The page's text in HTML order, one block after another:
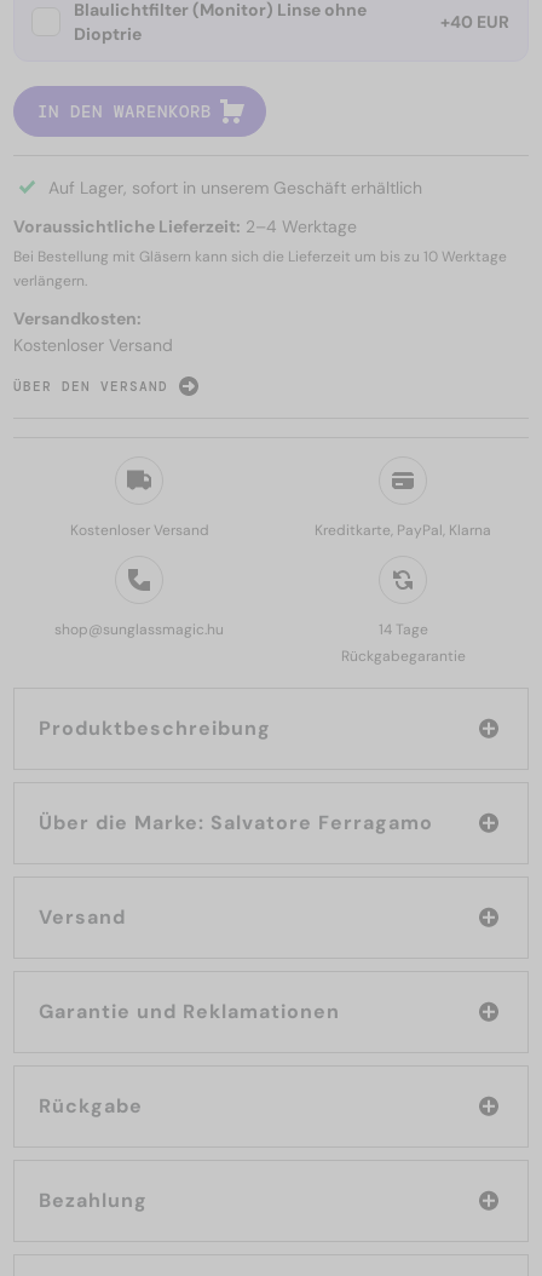
Kostenloser Versand Kreditkarte, PayPal, Klarna
shop@sunglassmagic.hu
14 Tage
Rückgabegarantie
Produktbeschreibung
Über die Marke: Salvatore Ferragamo
Versand
Garantie und Reklamationen
Rückgabe
Bezahlung
Blaulichtfilter (Monitor) Linse ohne
Dioptrie
+40 EUR
IN DEN WARENKORB
Auf Lager, sofort in unserem Geschäft erhältlich
Voraussichtliche Lieferzeit: 2–4 Werktage
Bei Bestellung mit Gläsern kann sich die Lieferzeit um bis zu 10 Werktage
verlängern.
Versandkosten:
Kostenloser Versand
ÜBER DEN VERSAND